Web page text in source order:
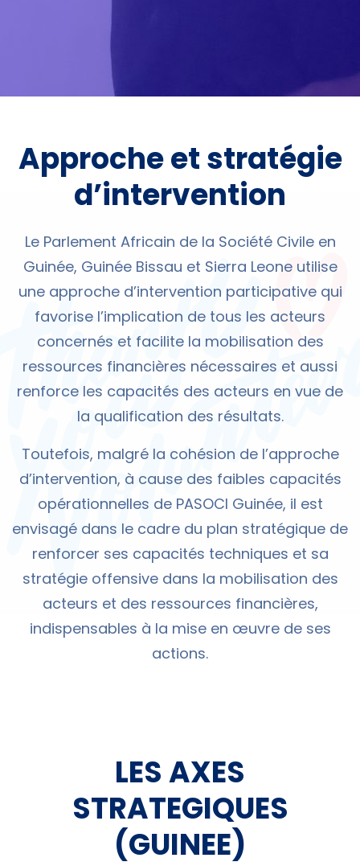
Approche et stratégie
d’intervention
Le Parlement Africain de la Société Civile en
Guinée, Guinée Bissau et Sierra Leone utilise
une approche d’intervention participative qui
favorise l’implication de tous les acteurs
concernés et facilite la mobilisation des
ressources financières nécessaires et aussi
renforce les capacités des acteurs en vue de
la qualification des résultats.
Toutefois, malgré la cohésion de l’approche
d’intervention, à cause des faibles capacités
opérationnelles de PASOCI Guinée, il est
envisagé dans le cadre du plan stratégique de
renforcer ses capacités techniques et sa
stratégie offensive dans la mobilisation des
acteurs et des ressources financières,
indispensables à la mise en œuvre de ses
actions.
LES AXES
STRATEGIQUES
(GUINEE)